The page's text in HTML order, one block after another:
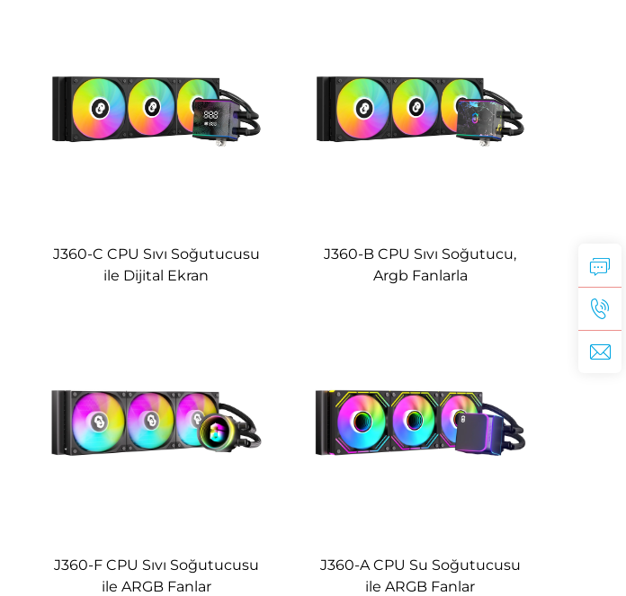
J360-C CPU Sıvı Soğutucusu
ile Dijital Ekran
J360-B CPU Sıvı Soğutucu,
Argb Fanlarla
J360-F CPU Sıvı Soğutucusu
ile ARGB Fanlar
J360-A CPU Su Soğutucusu
ile ARGB Fanlar